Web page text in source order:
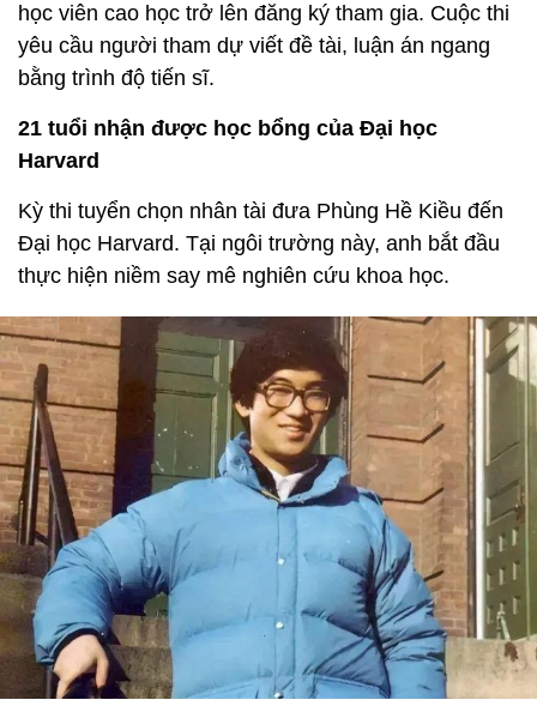
học viên cao học trở lên đăng ký tham gia. Cuộc thi
yêu cầu người tham dự viết đề tài, luận án ngang
bằng trình độ tiến sĩ.
21 tuổi nhận được học bổng của Đại học
Harvard
Kỳ thi tuyển chọn nhân tài đưa Phùng Hề Kiều đến
Đại học Harvard. Tại ngôi trường này, anh bắt đầu
thực hiện niềm say mê nghiên cứu khoa học.